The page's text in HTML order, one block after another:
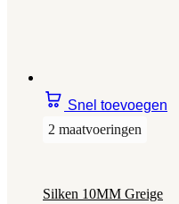
Snel toevoegen
2 maatvoeringen
Silken 10MM Greige